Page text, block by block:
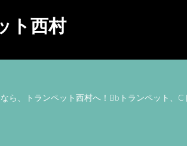
ト西村
なら、トランペット西村へ！Bbトランペット